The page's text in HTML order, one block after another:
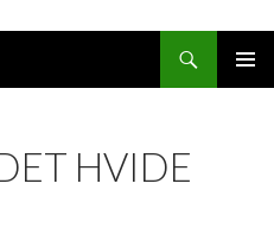
HVIDE